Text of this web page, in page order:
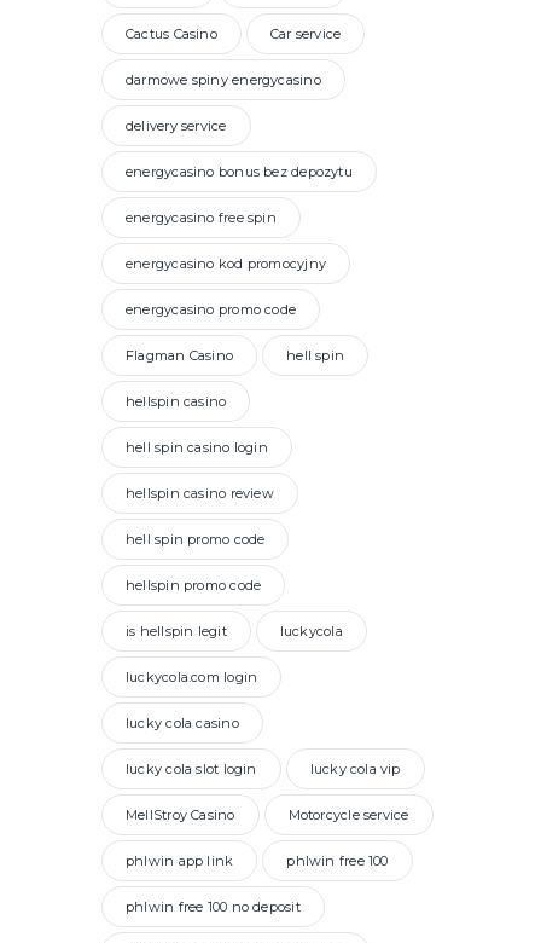
Cactus Casino Car service
darmowe spiny energycasino
delivery service
energycasino bonus bez depozytu
energycasino free spin
energycasino kod promocyjny
energycasino promo code
Flagman Casino hell spin
hellspin casino
hell spin casino login
hellspin casino review
hell spin promo code
hellspin promo code
is hellspin legit luckycola
luckycola.com login
lucky cola casino
lucky cola slot login lucky cola vip
MellStroy Casino Motorcycle service
phlwin app link phlwin free 100
phlwin free 100 no deposit